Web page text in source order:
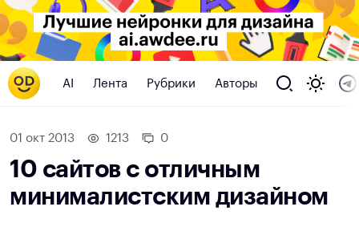
AI Лента Рубрики Авторы
01 окт 2013 1213 0
10 сайтов с отличным
минималистским дизайном